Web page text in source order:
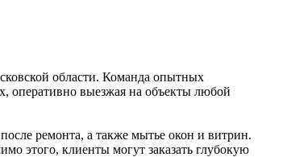
области. Команда опытных
оперативно выезжая на объекты любой
ремонта, а также мытье окон и витрин.
этого, клиенты могут заказать глубокую